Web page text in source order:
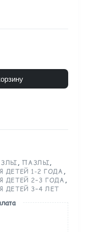
, ПАЗЛЫ,
ДЕТЕЙ 1-2 ГОДА ,
2–3 ГОДА ,
3–4 ЛЕТ